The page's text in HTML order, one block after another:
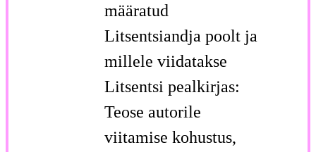
määratud
Litsentsiandja poolt ja
millele viidatakse
Litsentsi pealkirjas:
Teose autorile
viitamise kohustus,